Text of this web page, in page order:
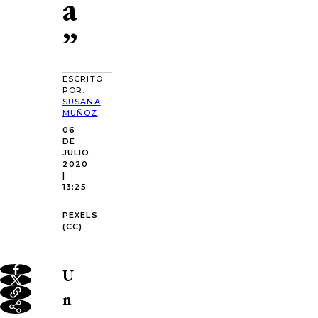
”
ESCRITO
POR:
SUSANA
MUÑOZ
06
DE
JULIO
2020
|
13:25
PEXELS
(CC)
U
n